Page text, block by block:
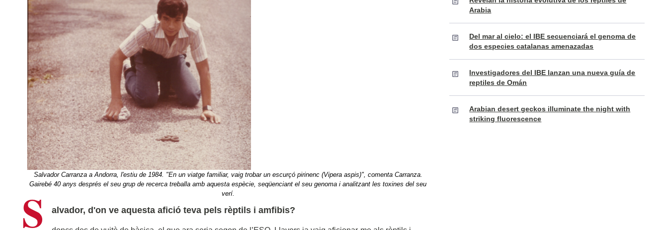
Salvador Carranza a Andorra, l'estiu de 1984. "En un viatge familiar, vaig trobar un escurçó pirinenc (Vipera aspis)", comenta Carranza.
Gairebé 40 anys després el seu grup de recerca treballa amb aquesta espècie, seqüenciant el seu genoma i analitzant les toxines del seu
verí.
S alvador, d'on ve aquesta afició teva pels rèptils i amfibis?
Arabia
Del mar al cielo: el IBE secuenciará el genoma de
dos especies catalanas amenazadas
Investigadores del IBE lanzan una nueva guía de
reptiles de Omán
Arabian desert geckos illuminate the night with
striking fluorescence